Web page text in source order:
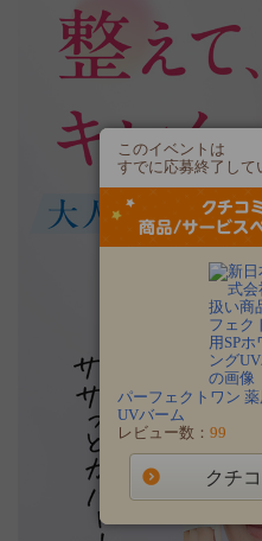
このイベントは
すでに応募終了して
パーフェクトワン
UVバーム
レビュー数： 99
クチ